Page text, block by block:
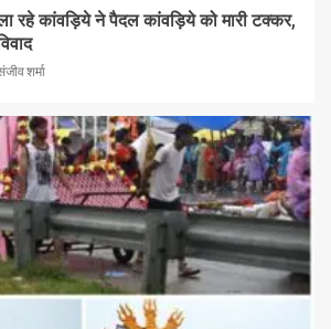
रहे कांवड़िये ने पैदल कांवड़िये को मारी टक्कर,
शर्मा